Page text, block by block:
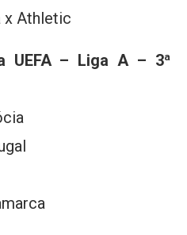
x Athletic
UEFA – Liga A – 3ª